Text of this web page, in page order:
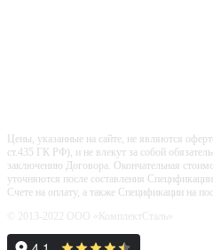
Цены, указанные на сайте, не являются
ст.435 ГК РФ), и не влекут за собой
заключению Договора. Окончательная
уточняются после составления
Счете на оплату, а также Спецификации на
© 2013-2022 ООО «КомплектСталь»